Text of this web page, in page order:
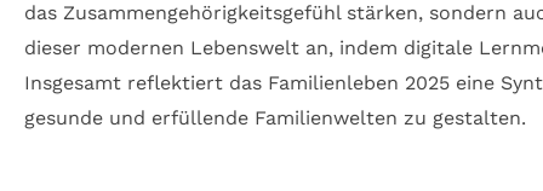
das Zusammengehörigkeitsgefühl stärken, sondern
dieser modernen Lebenswelt an, indem digitale
Insgesamt reflektiert das Familienleben 2025 eine
gesunde und erfüllende Familienwelten zu gestalten.